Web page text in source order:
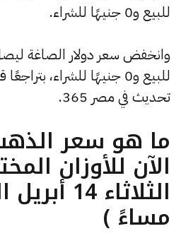
للبيع و0 جنيهًا للشراء.
تحديث في مصر 365.
الآن للأوزان
مساءً )